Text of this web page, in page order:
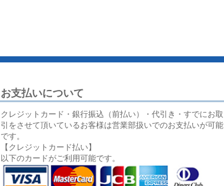
お支払いについて
クレジットカード・銀行振込（前払い）・代引き・すでにお取
引をさせて頂いているお客様は営業部扱いでのお支払いが可能
です。
【クレジットカード払い】
以下のカードがご利用可能です。